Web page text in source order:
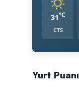
31°C
CTS
Yurt Puanı